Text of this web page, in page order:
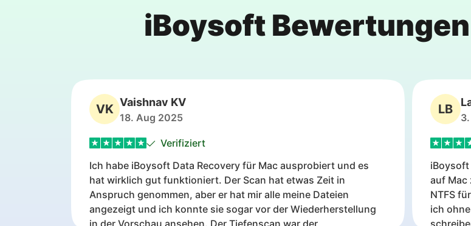
iBoysoft
VK Vaishnav KV
18. Aug 2025
Verifiziert
Ich habe iBoysoft Data Recovery für Mac ausprobiert und es
hat wirklich gut funktioniert. Der Scan hat etwas Zeit in
Anspruch genommen, aber er hat mir alle meine Dateien
angezeigt und ich konnte sie sogar vor der Wiederherstellung
in der Vorschau ansehen. Der Tiefenscan war der
LB
iBoysoft
auf Mac
NTFS
ich